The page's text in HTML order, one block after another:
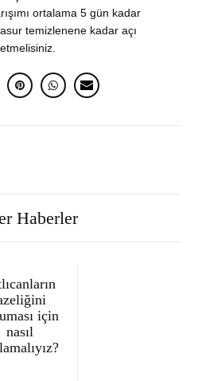
ortalama 5 gün kadar
temizlenene kadar açı
Haberler
için
nasıl